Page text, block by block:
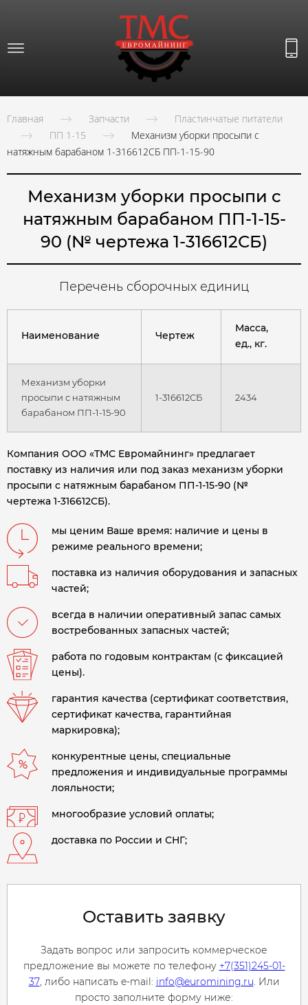
Главная Запчасти
Пластинчатые питатели
ПП 1-15
Механизм уборки просыпи с
натяжным барабаном 1-316612СБ ПП-1-15-90
Механизм уборки просыпи с
натяжным барабаном ПП-1-15-
90 (№ чертежа 1-316612СБ)
Перечень сборочных единиц
Наименование Чертеж
Масса,
ед., кг.
Механизм уборки
просыпи с натяжным
барабаном ПП-1-15-90
1-316612СБ 2434
Компания ООО «ТМС Евромайнинг» предлагает
поставку из наличия или под заказ механизм уборки
просыпи с натяжным барабаном ПП-1-15-90 (№
чертежа 1-316612СБ).
мы ценим Ваше время: наличие и цены в
режиме реального времени;
поставка из наличия оборудования и запасных
частей;
всегда в наличии оперативный запас самых
востребованных запасных частей;
работа по годовым контрактам (с фиксацией
цены).
гарантия качества (сертификат соответствия,
сертификат качества, гарантийная
маркировка);
конкурентные цены, специальные
предложения и индивидуальные программы
лояльности;
многообразие условий оплаты;
доставка по России и СНГ;
Оставить заявку
Задать вопрос или запросить коммерческое
предложение вы можете по телефону +7(351)245-01-
37, либо написать e-mail: info@euromining.ru. Или
просто заполните форму ниже: